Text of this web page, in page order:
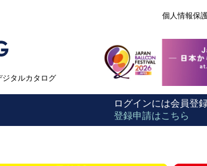
個人情報保
ジタルカタログ
ログインには会員登
登録申請はこちら